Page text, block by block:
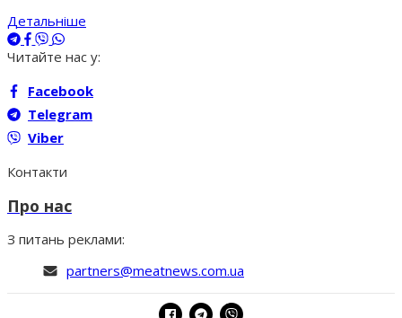
Детальніше
Читайте нас у:
Facebook
Telegram
Viber
Контакти
Про нас
З питань реклами:
partners@meatnews.com.ua